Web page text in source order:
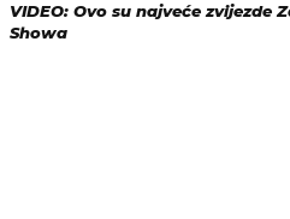
VIDEO: Ovo su najveće zvijezde
Showa